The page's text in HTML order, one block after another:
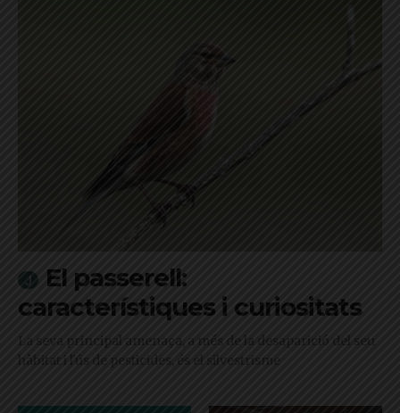
El passerell:
característiques i curiositats
La seva principal amenaça, a més de la desaparició del seu
hàbitat i l'ús de pesticides, és el silvestrisme